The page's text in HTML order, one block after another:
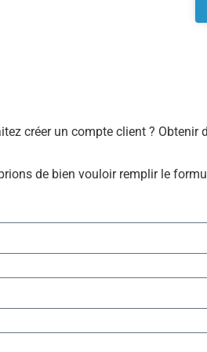
créer un compte client ?
de bien vouloir remplir le